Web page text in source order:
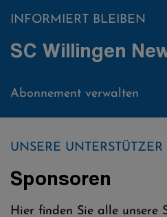
INFORMIERT BLEIBEN
SC Willingen
Abonnement verwalten
UNSERE UNTERSTÜTZER
Sponsoren
Hier finden Sie alle unsere